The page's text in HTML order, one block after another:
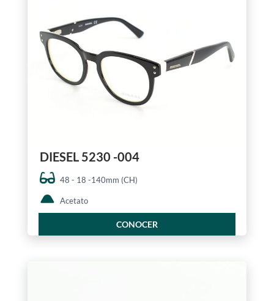
DIESEL 5230 -004
48 - 18 -140mm (CH)
Acetato
CONOCER